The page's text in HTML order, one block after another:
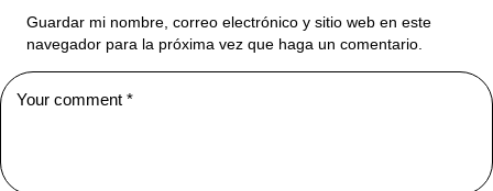
Guardar mi nombre, correo electrónico y sitio web en este
navegador para la próxima vez que haga un comentario.